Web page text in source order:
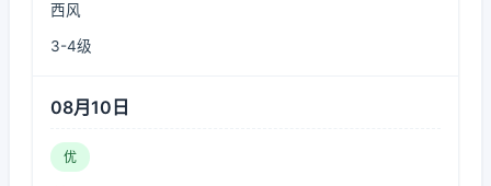
西风
3-4级
08月10日
优